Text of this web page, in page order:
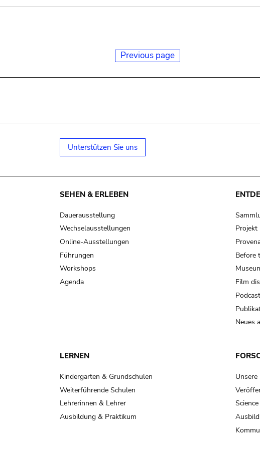
Previous page
Unterstützen Sie uns
SEHEN & ERLEBEN
Dauerausstellung
Wechselausstellungen
Online-Ausstellungen
Führungen
Workshops
Agenda
Projekt
Before
Film
Neues
LERNEN
Kindergarten & Grundschulen
Weiterführende Schulen
Lehrerinnen & Lehrer
Ausbildung & Praktikum